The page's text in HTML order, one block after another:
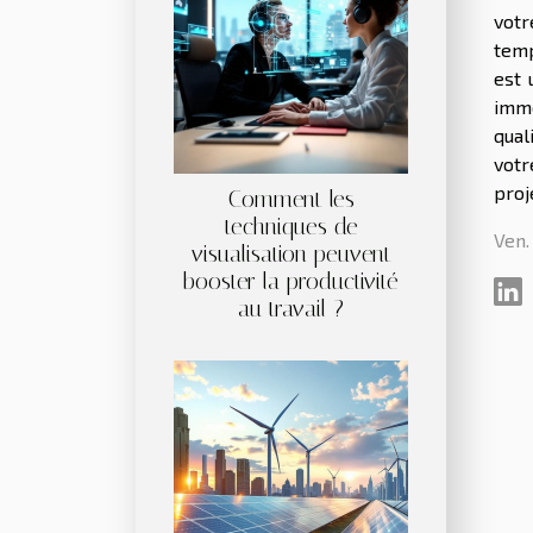
Comment les
techniques de
visualisation peuvent
booster la productivité
au travail ?
est